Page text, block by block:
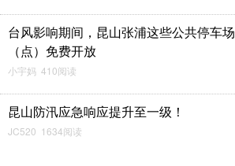
台风影响期间，昆山张浦这些公共停车场
（点）免费开放
小宇妈 410阅读
昆山防汛应急响应提升至一级！
JC520 1634阅读